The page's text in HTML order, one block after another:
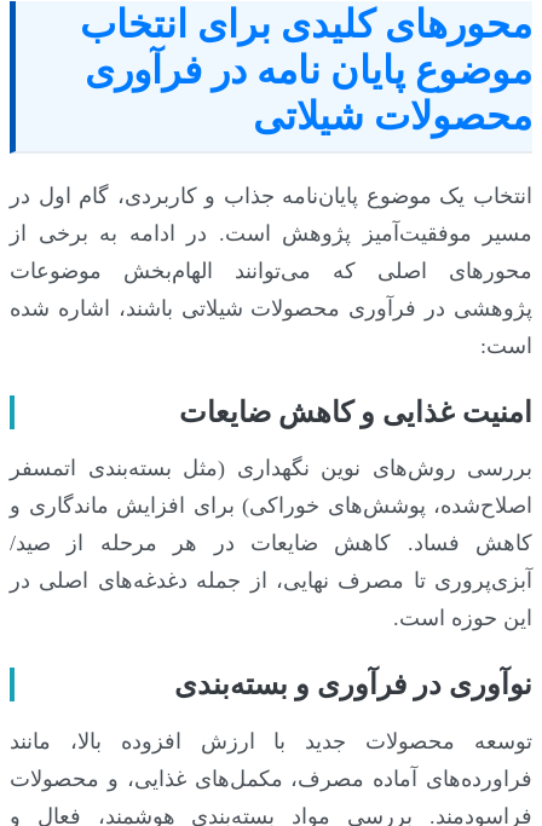
محورهای کلیدی برای انتخاب
موضوع پایان نامه در فرآوری
محصولات شیلاتی
انتخاب یک موضوع پایان‌نامه جذاب و کاربردی، گام اول در
مسیر موفقیت‌آمیز پژوهش است. در ادامه به برخی از
محورهای اصلی که می‌توانند الهام‌بخش موضوعات
پژوهشی در فرآوری محصولات شیلاتی باشند، اشاره شده
است:
امنیت غذایی و کاهش ضایعات
بررسی روش‌های نوین نگهداری (مثل بسته‌بندی اتمسفر
اصلاح‌شده، پوشش‌های خوراکی) برای افزایش ماندگاری و
کاهش فساد. کاهش ضایعات در هر مرحله از صید/
آبزی‌پروری تا مصرف نهایی، از جمله دغدغه‌های اصلی در
این حوزه است.
نوآوری در فرآوری و بسته‌بندی
توسعه محصولات جدید با ارزش افزوده بالا، مانند
فراورده‌های آماده مصرف، مکمل‌های غذایی، و محصولات
فراسودمند. بررسی مواد بسته‌بندی هوشمند، فعال و